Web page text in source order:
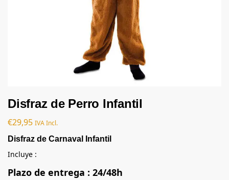
Disfraz de Perro Infantil
€29,95 IVA Incl.
Disfraz de Carnaval Infantil
Incluye :
Plazo de entrega : 24/48h